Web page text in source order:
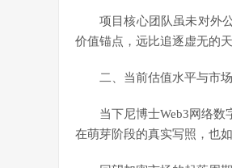
项目核心团队虽未对外
价值锚点，远比追逐虚无的
二、当前估值水平与市
当下尼博士Web3网络
在萌芽阶段的真实写照，也